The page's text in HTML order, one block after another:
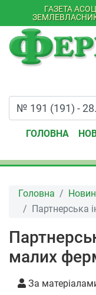
ГАЗЕТА
ГОЛОВНА
Головна
Партнерська
малих
За